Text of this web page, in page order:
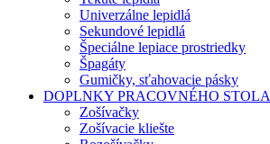
Univerzálne lepidlá
Sekundové lepidlá
Špeciálne lepiace prostriedky
Špagáty
Gumičky, sťahovacie pásky
DOPLNKY PRACOVNÉHO STOLA
Zošívačky
Zošívacie kliešte